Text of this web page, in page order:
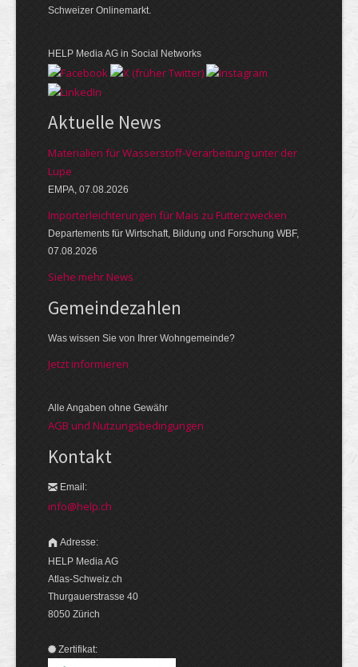
Schweizer Onlinemarkt.
HELP Media AG in Social Networks
Aktuelle News
Materialien für Wasserstoff-Verarbeitung unter der
Lupe
EMPA, 07.08.2026
Importerleichterungen für Mais zu Futterzwecken
Departements für Wirtschaft, Bildung und Forschung WBF,
07.08.2026
Siehe mehr News
Gemeinde­zahlen
Was wissen Sie von Ihrer Wohngemeinde?
Jetzt informieren
Alle Angaben ohne Gewähr
AGB und Nutzungsbedingungen
Kontakt
Email:
info@help.ch
Adresse:
HELP Media AG
Atlas-Schweiz.ch
Thurgauerstrasse 40
8050 Zürich
Zertifikat: